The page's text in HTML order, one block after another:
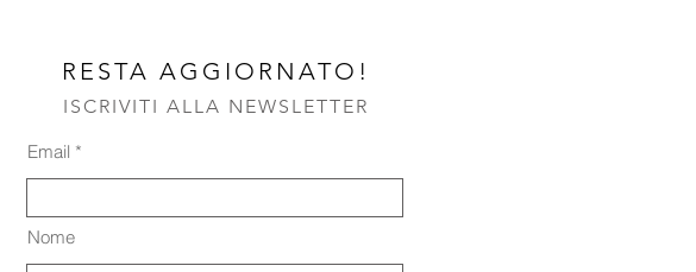
RESTA AGGIORNATO!
ISCRIVITI ALLA NEWSLETTER
Email
Nome